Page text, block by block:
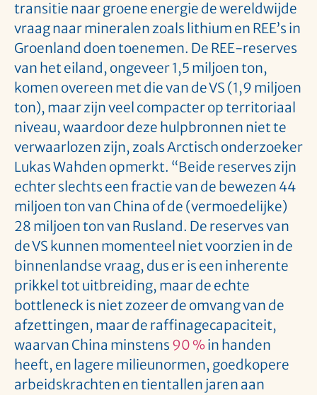
transitie naar groene energie de wereldwijde
vraag naar mineralen zoals lithium en REE’s in
Groenland doen toenemen. De REE-reserves
van het eiland, ongeveer 1,5 miljoen ton,
komen overeen met die van de VS (1,9 miljoen
ton), maar zijn veel compacter op territoriaal
niveau, waardoor deze hulpbronnen niet te
verwaarlozen zijn, zoals Arctisch onderzoeker
Lukas Wahden opmerkt. “Beide reserves zijn
echter slechts een fractie van de bewezen 44
miljoen ton van China of de (vermoedelijke)
28 miljoen ton van Rusland. De reserves van
de VS kunnen momenteel niet voorzien in de
binnenlandse vraag, dus er is een inherente
prikkel tot uitbreiding, maar de echte
bottleneck is niet zozeer de omvang van de
afzettingen, maar de raffinagecapaciteit,
waarvan China minstens 90 %in handen
heeft, en lagere milieunormen, goedkopere
arbeidskrachten en tientallen jaren aan